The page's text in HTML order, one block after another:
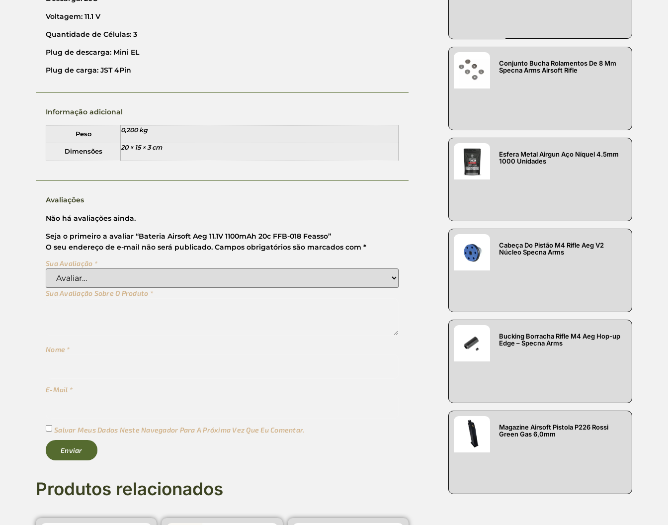
Voltagem: 11.1 V
Quantidade de Células: 3
Plug de descarga: Mini EL
Plug de carga: JST 4Pin
Informação adicional
Peso
0,200 kg
Dimensões
20 × 15 × 3 cm
Avaliações
Não há avaliações ainda.
Seja o primeiro a avaliar “Bateria Airsoft Aeg 11.1V 1100mAh 20c FFB-018 Feasso”
O seu endereço de e-mail não será publicado. Campos obrigatórios são marcados com *
Sua Avaliação *
Sua Avaliação Sobre O Produto *
Nome *
E-Mail *
Salvar Meus Dados Neste Navegador Para A Próxima Vez Que Eu Comentar.
Produtos relacionados
Conjunto Bucha Rolamentos De 8 Mm
Specna Arms Airsoft Rifle
Esfera Metal Airgun Aço Níquel 4.5mm
1000 Unidades
Cabeça Do Pistão M4 Rifle Aeg V2
Núcleo Specna Arms
Bucking Borracha Rifle M4 Aeg Hop-up
Edge – Specna Arms
Magazine Airsoft Pistola P226 Rossi
Green Gas 6,0mm